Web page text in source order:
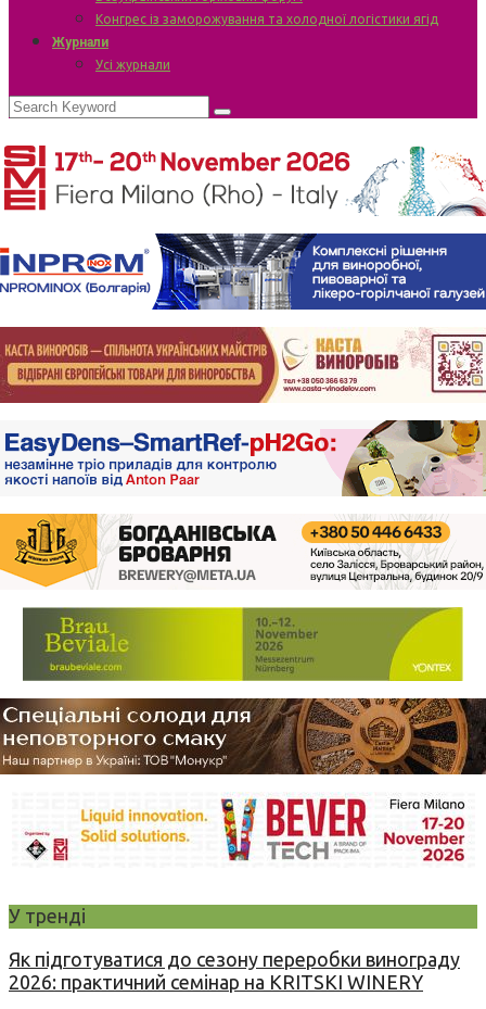
Конгрес із заморожування та холодної логістики ягід
Журнали
Усі журнали
У тренді
Як підготуватися до сезону переробки винограду
2026: практичний семінар на KRITSKI WINERY